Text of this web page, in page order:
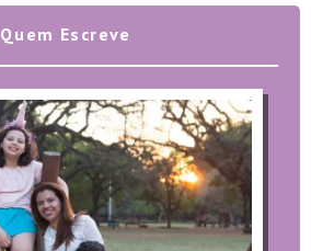
Quem Escreve